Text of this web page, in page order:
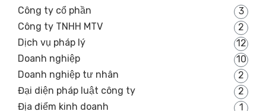
Công ty cổ phần
3
Công ty TNHH MTV
2
Dịch vụ pháp lý
12
Doanh nghiệp
10
Doanh nghiệp tư nhân
2
Đại diện pháp luật công ty
2
Địa điểm kinh doanh
1